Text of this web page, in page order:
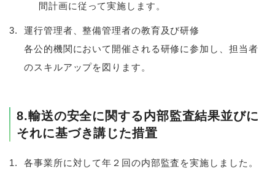
間計画に従って実施します。
運行管理者、整備管理者の教育及び研修
各公的機関において開催される研修に参加し、担当者
のスキルアップを図ります。
8.輸送の安全に関する内部監査結果並びに
それに基づき講じた措置
各事業所に対して年２回の内部監査を実施しました。